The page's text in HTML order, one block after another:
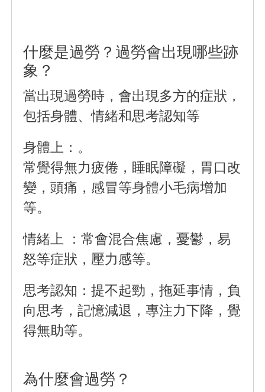
什麼是過勞？過勞會出現哪些跡
象？
當出現過勞時，會出現多方的症狀，
包括身體、情緒和思考認知等
身體上： 。
常覺得無力疲倦，睡眠障礙，胃口改
變，頭痛，感冒等身體小毛病增加
等。
情緒上 ：常會混合焦慮，憂鬱，易
怒等症狀，壓力感等。
思考認知：提不起勁，拖延事情，負
向思考，記憶減退，專注力下降，覺
得無助等。
為什麼會過勞？